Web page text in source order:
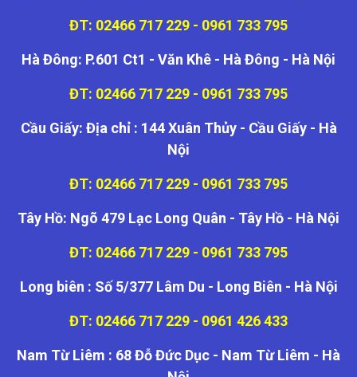
ĐT: 02466 717 229 - 0961 733 795
Hà Đông: P.601 Ct1 - Văn Khê - Hà Đông - Hà Nội
ĐT: 02466 717 229 - 0961 733 795
Cầu Giấy: Địa chỉ : 144 Xuân Thủy - Cầu Giấy - Hà
Nội
ĐT: 02466 717 229 - 0961 733 795
Tây Hồ: Ngõ 479 Lạc Long Quân - Tây Hồ - Hà Nội
ĐT: 02466 717 229 - 0961 733 795
Long biên : Số 5/377 Lâm Du - Long Biên - Hà Nội
ĐT: 02466 717 229 - 0961 426 433
Nam Từ Liêm : 68 Đỗ Đức Dục - Nam Từ Liêm - Hà